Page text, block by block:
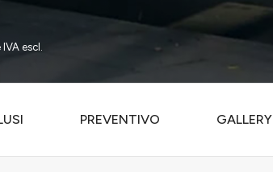
IVA escl.
PREVENTIVO GALLERY